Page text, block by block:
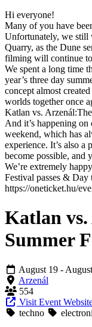
Hi everyone!
Many of you have
Unfortunately, we still
Quarry, as the Dune
filming will continue
We spent a long time
year’s three day
concept almost
worlds together once
Katlan vs.
And it’s happening
weekend, which has
experience. It’s also
become possible, and
We’re extremely
Festival passes & Day
https://oneticket.hu/
Katlan
Summer
August 19 -
Arzenál
554
Visit Event
techno